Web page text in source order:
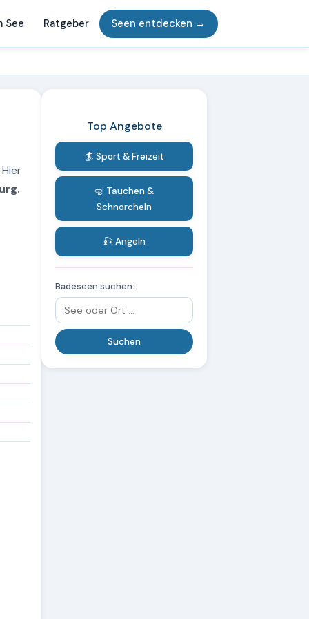
See Ratgeber Seen entdecken →
Top Angebote
🏄 Sport & Freizeit
🤿 Tauchen &
Schnorcheln
🎣 Angeln
Badeseen suchen: